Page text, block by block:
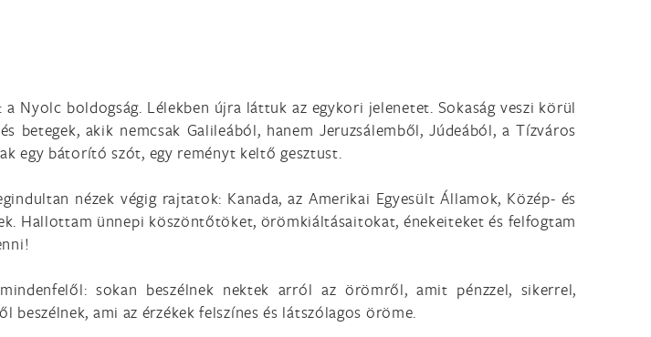
Nyolc boldogság. Lélekben újra láttuk az egykori jelenetet. Sokaság veszi körül
betegek, akik nemcsak Galileából, hanem Jeruzsálemből, Júdeából, a Tízváros
egy bátorító szót, egy reményt keltő gesztust.
nézek végig rajtatok: Kanada, az Amerikai Egyesült Államok, Közép- és
Hallottam ünnepi köszöntőtöket, örömkiáltásaitokat, énekeiteket és felfogtam
sokan beszélnek nektek arról az örömről, amit pénzzel, sikerrel,
ami az érzékek felszínes és látszólagos öröme.